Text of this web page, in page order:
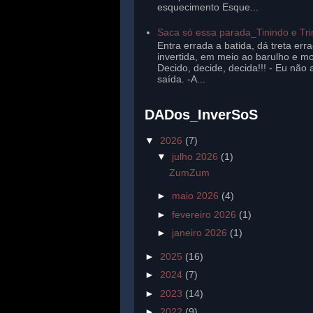
esquecimento Esque...
Saca só essa parada_Tinindo e
Entra errada a batida, dá treta
invertida, em meio ao barulho e
Decido, decide, decida!!! - Eu não
saída. -A...
DADos_InverSoS
▼ 2026 (7)
▼ julho 2026 (1)
ZumZum
► maio 2026 (4)
► fevereiro 2026 (1)
► janeiro 2026 (1)
► 2025 (16)
► 2024 (7)
► 2023 (14)